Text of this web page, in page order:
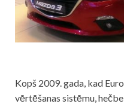
Kopš 2009. gada, kad
vērtēšanas sistēmu,